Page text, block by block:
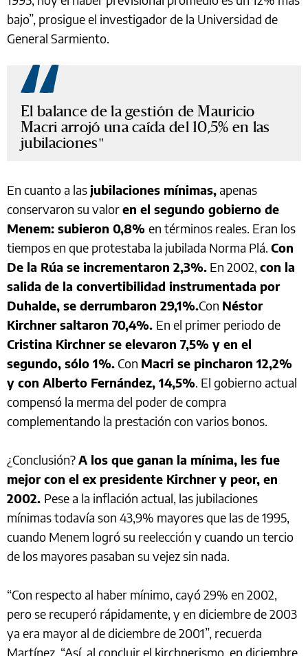
bajo”, prosigue el investigador de la Universidad de
General Sarmiento.
El balance de la gestión de Mauricio
Macri arrojó una caída del 10,5% en las
jubilaciones
En cuanto a lasjubilaciones mínimas,apenas
conservaron su valoren el segundo gobierno de
Menem: subieron 0,8% en términos reales. Eran los
tiempos en que protestaba la jubilada Norma Plá. Con
De la Rúa se incrementaron 2,3%. En 2002, con la
salida de la convertibilidad instrumentada por
Duhalde, se derrumbaron 29,1%.Con Néstor
Kirchner saltaron 70,4%. En el primer periodo de
Cristina Kirchner se elevaron 7,5% y en el
segundo, sólo 1%. Con Macri se pincharon 12,2%
y con Alberto Fernández, 14,5%. El gobierno actual
compensó la merma del poder de compra
complementando la prestación con varios bonos.
¿Conclusión?A los que ganan la mínima, les fue
mejor con el ex presidente Kirchner y peor, en
2002. Pese a la inflación actual, las jubilaciones
mínimas todavía son 43,9% mayores que las de 1995,
cuando Menem logró su reelección y cuando un tercio
de los mayores pasaban su vejez sin nada.
“Con respecto al haber mínimo, cayó 29% en 2002,
pero se recuperó rápidamente, y en diciembre de 2003
ya era mayor al de diciembre de 2001”, recuerda
Martínez. “Así, al concluir el kirchnerismo, en diciembre